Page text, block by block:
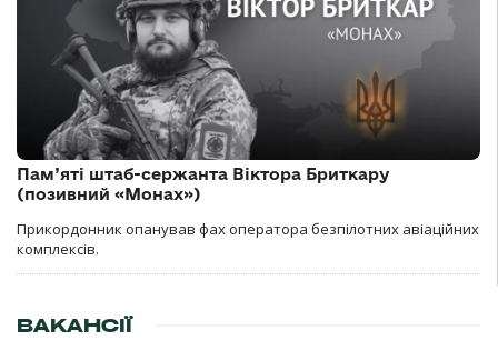
Пам’яті штаб-сержанта Віктора Бриткару
(позивний «Монах»)
Прикордонник опанував фах оператора безпілотних авіаційних
комплексів.
ВАКАНСІЇ